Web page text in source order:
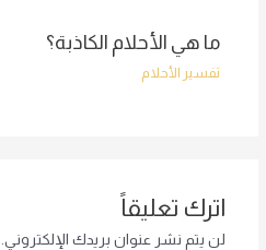
ما هي الأحلام الكاذبة؟
تفسير الأحلام
اترك تعليقاً
لن يتم نشر عنوان بريدك الإلكتروني.